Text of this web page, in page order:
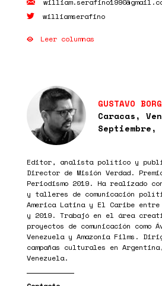
williamserafino
Leer columnas
GUSTAVO
Caracas,
Septiembre,
Editor, analista político y
Director de Misión Verdad.
Periodismo 2019. Ha realizado
y talleres de comunicación
America Latina y El Caribe entre
y 2019. Trabajó en el área
proyectos de comunicación como
Venezuela y Amazonia Films.
campañas culturales en
Venezuela.